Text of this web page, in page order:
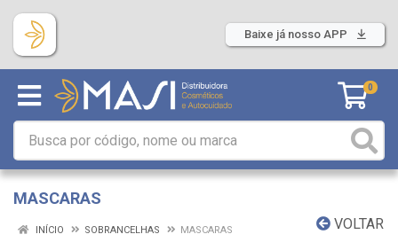
Baixe já nosso APP
0
MASCARAS
VOLTAR
INÍCIO SOBRANCELHAS MASCARAS